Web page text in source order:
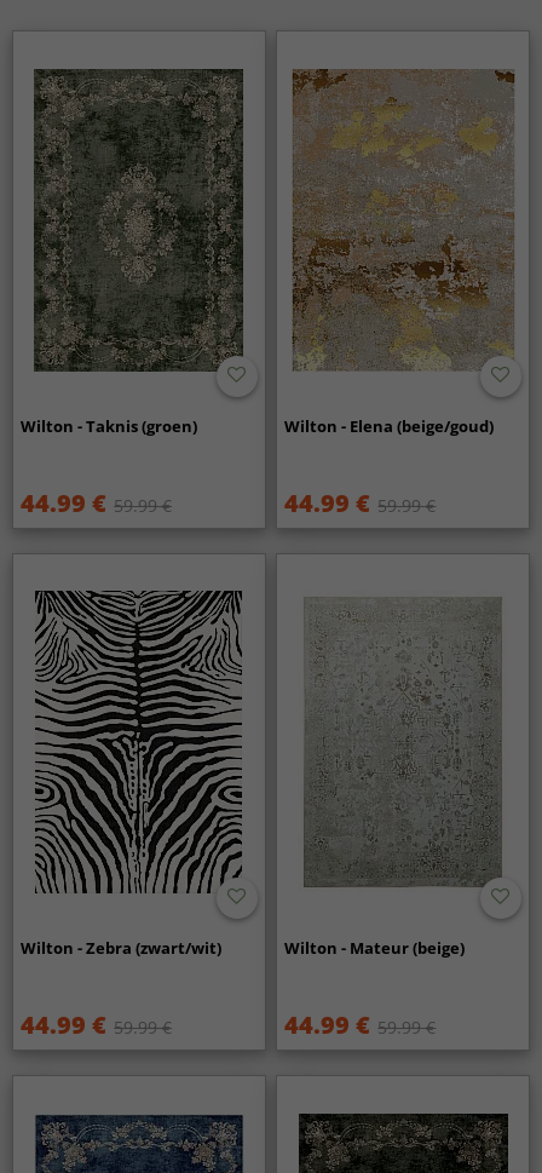
Wilton - Taknis (groen)
44.99 € 59.99 €
Wilton - Elena (beige/goud)
44.99 € 59.99 €
Wilton - Zebra (zwart/wit)
44.99 € 59.99 €
Wilton - Mateur (beige)
44.99 € 59.99 €